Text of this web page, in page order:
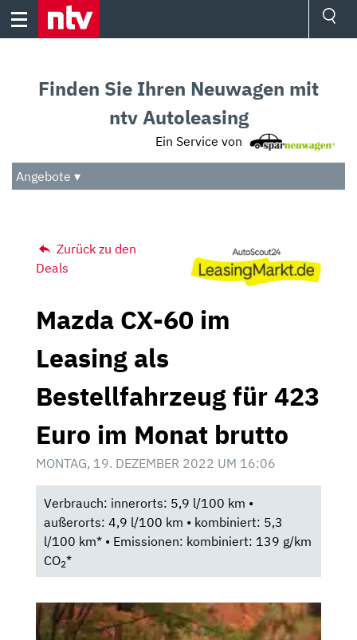
Skip
Audio
Das Beste
Finden Sie Ihren Neuwagen mit
ntv Autoleasing
Ein Service von
Angebote ▾
Zurück zu den
Deals
Mazda CX-60 im
Leasing als
Bestellfahrzeug für 423
Euro im Monat brutto
MONTAG, 19. DEZEMBER 2022 UM 16:06
Verbrauch: innerorts: 5,9 l/100 km •
außerorts: 4,9 l/100 km • kombiniert: 5,3
l/100 km* • Emissionen: kombiniert: 139 g/km
CO2*